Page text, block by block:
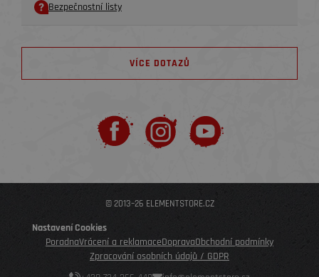
Bezpečnostní listy
VÍCE DOTAZŮ
© 2013–26 ELEMENTSTORE.CZ
Nastavení Cookies
PoradnaVrácení a reklamaceDopravaObchodní podmínky
Zpracování osobních údajů / GDPR